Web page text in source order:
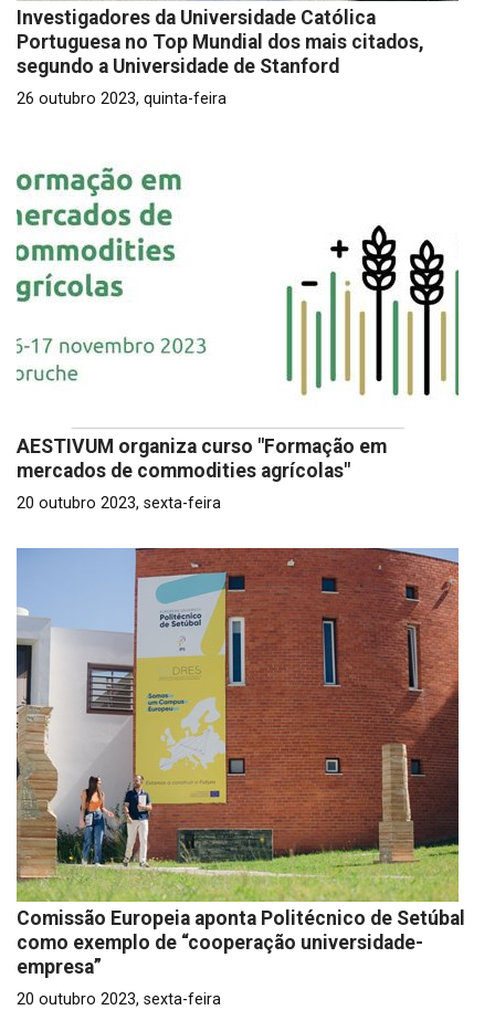
Investigadores da Universidade Católica
Portuguesa no Top Mundial dos mais citados,
segundo a Universidade de Stanford
26 outubro 2023, quinta-feira
AESTIVUM organiza curso "Formação em
mercados de commodities agrícolas"
20 outubro 2023, sexta-feira
Comissão Europeia aponta Politécnico de Setúbal
como exemplo de “cooperação universidade-
empresa”
20 outubro 2023, sexta-feira